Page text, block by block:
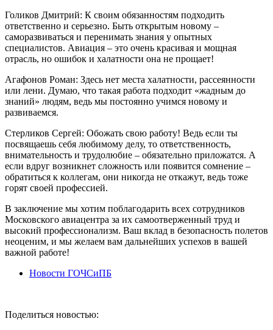
Голиков Дмитрий: К своим обязанностям подходить
ответственно и серьезно. Быть открытым новому –
саморазвиваться и перенимать знания у опытных
специалистов. Авиация – это очень красивая и мощная
отрасль, но ошибок и халатности она не прощает!
Агафонов Роман: Здесь нет места халатности, рассеянности
или лени. Думаю, что такая работа подходит «жадным до
знаний» людям, ведь мы постоянно учимся новому и
развиваемся.
Стерликов Сергей: Обожать свою работу! Ведь если ты
посвящаешь себя любимому делу, то ответственность,
внимательность и трудолюбие – обязательно приложатся. А
если вдруг возникнет сложность или появится сомнение –
обратиться к коллегам, они никогда не откажут, ведь тоже
горят своей профессией.
В заключение мы хотим поблагодарить всех сотрудников
Московского авиацентра за их самоотверженный труд и
высокий профессионализм. Ваш вклад в безопасность полетов
неоценим, и мы желаем вам дальнейших успехов в вашей
важной работе!
Новости ГОЧСиПБ
Поделиться новостью: